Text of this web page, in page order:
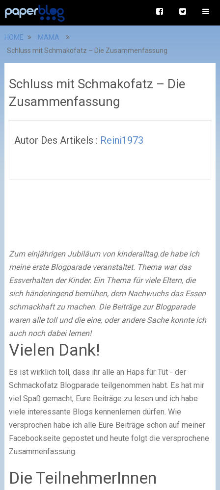
HOME
MAMA
Schluss mit Schmakofatz – Die Zusammenfassung
Schluss mit Schmakofatz – Die
Zusammenfassung
Autor Des Artikels : Reini1973
Zum einjährigen Jubiläum von kinderalltag.de habe ich
meine erste Blogparade veranstaltet. Thema war das
Essverhalten der Kinder. Ein Thema für viele Eltern, die
sich händeringend bemühen, dem Nachwuchs das Essen
schmackhaft zu machen. Die Beiträge zur Blogparade
waren alle toll und die eine, oder andere Sache konnte ich
auch noch dabei lernen!
Vielen Dank!
Es ist wirklich toll, dass ihr alle an Haps für Tüt - der
Schmackofatz Blogparade teilgenommen habt. Es hat mir
viel Spaß gemacht, Eure Beiträge zu lesen und ich habe
viele interessante Blogs kennenlernen dürfen. Wie
versprochen habe ich alle Eure Beiträge schon auf meiner
Facebookseite gepostet und heute folgt die versprochene
Zusammenfassung.
Die TeilnehmerInnen